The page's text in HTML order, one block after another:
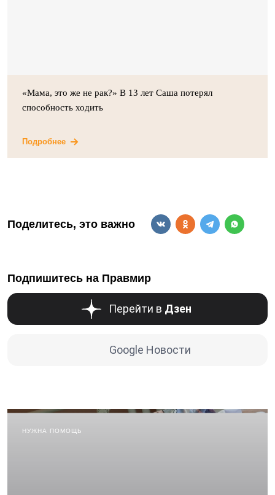
«Мама, это же не рак?» В 13 лет Саша потерял
способность ходить
Подробнее
Поделитесь, это важно
Подпишитесь на Правмир
Перейти в Дзен
Google Новости
НУЖНА ПОМОЩЬ